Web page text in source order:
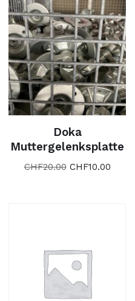
Doka
Muttergelenksplatte
CHF20.00 CHF10.00